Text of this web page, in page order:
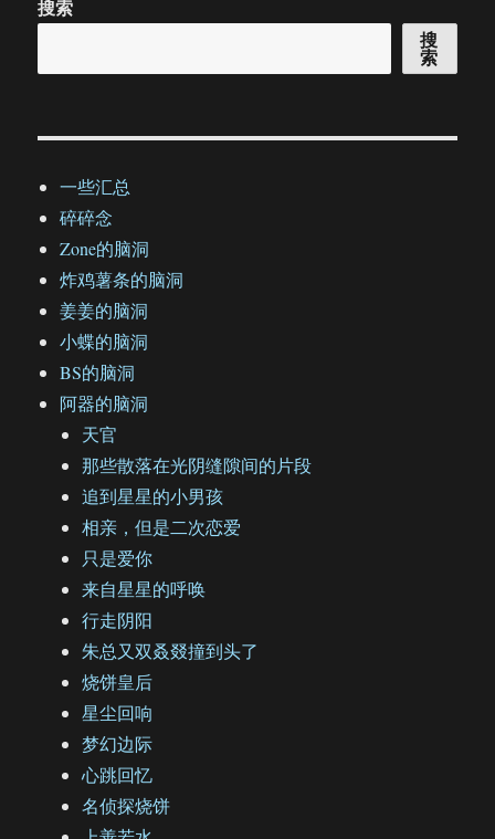
搜索
搜
索
一些汇总
碎碎念
Zone的脑洞
炸鸡薯条的脑洞
姜姜的脑洞
小蝶的脑洞
BS的脑洞
阿器的脑洞
天官
那些散落在光阴缝隙间的片段
追到星星的小男孩
相亲，但是二次恋爱
只是爱你
来自星星的呼唤
行走阴阳
朱总又双叒叕撞到头了
烧饼皇后
星尘回响
梦幻边际
心跳回忆
名侦探烧饼